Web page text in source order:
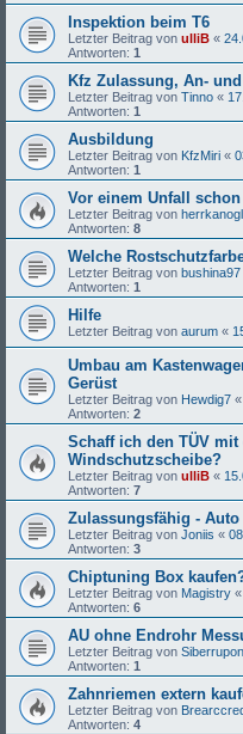
Inspektion beim T6
Letzter Beitrag von ulliB «
Antworten: 1
Kfz Zulassung, An-
Letzter Beitrag von Tinno «
Antworten: 1
Ausbildung
Letzter Beitrag von KfzMiri «
Antworten: 1
Vor einem Unfall
Letzter Beitrag von
Antworten: 8
Welche
Letzter Beitrag von bushina97
Antworten: 1
Hilfe
Letzter Beitrag von aurum «
Umbau am
Gerüst
Letzter Beitrag von Hewdig7 «
Antworten: 2
Schaff ich den TÜV
Windschutzscheibe?
Letzter Beitrag von ulliB «
Antworten: 7
Zulassungsfähig -
Letzter Beitrag von Joniis «
Antworten: 3
Chiptuning Box
Letzter Beitrag von Magistry «
Antworten: 6
AU ohne Endrohr
Letzter Beitrag von
Antworten: 1
Zahnriemen extern
Letzter Beitrag von
Antworten: 4